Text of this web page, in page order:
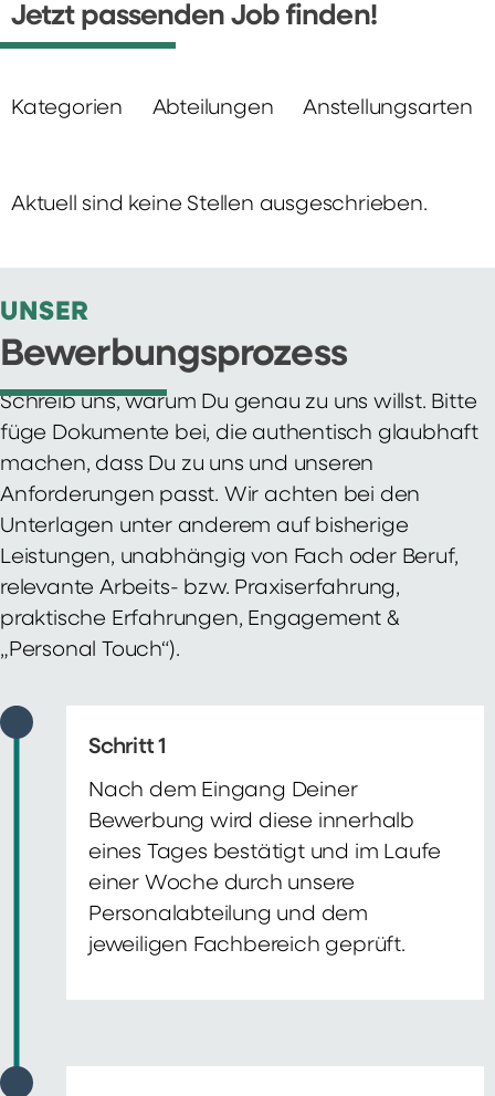
Jetzt passenden Job finden!
Kategorien Abteilungen Anstellungsarten
Aktuell sind keine Stellen ausgeschrieben.
UNSER
Bewerbungsprozess
Schreib uns, warum Du genau zu uns willst. Bitte
füge Dokumente bei, die authentisch glaubhaft
machen, dass Du zu uns und unseren
Anforderungen passt. Wir achten bei den
Unterlagen unter anderem auf bisherige
Leistungen, unabhängig von Fach oder Beruf,
relevante Arbeits- bzw. Praxiserfahrung,
praktische Erfahrungen, Engagement &
„Personal Touch“).
Schritt 1
Nach dem Eingang Deiner
Bewerbung wird diese innerhalb
eines Tages bestätigt und im Laufe
einer Woche durch unsere
Personalabteilung und dem
jeweiligen Fachbereich geprüft.